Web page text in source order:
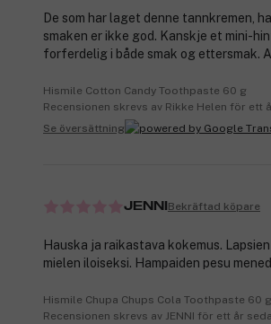
De som har laget denne tannkremen,
smaken er ikke god. Kanskje et mini-
forferdelig i både smak og ettersmak.
Hismile Cotton Candy Toothpaste 60 g
Recensionen skrevs av Rikke Helen för ett
Se översättning
JENNI Bekräftad köpare
Hauska ja raikastava kokemus.
mielen iloiseksi. Hampaiden pesu
Hismile Chupa Chups Cola Toothpaste 60 g
Recensionen skrevs av JENNI för ett år